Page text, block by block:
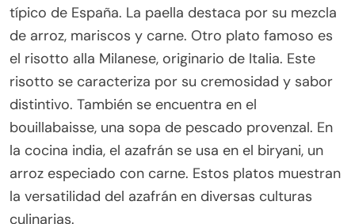
típico de España. La paella destaca por su mezcla
de arroz, mariscos y carne. Otro plato famoso es
el risotto alla Milanese, originario de Italia. Este
risotto se caracteriza por su cremosidad y sabor
distintivo. También se encuentra en el
bouillabaisse, una sopa de pescado provenzal. En
la cocina india, el azafrán se usa en el biryani, un
arroz especiado con carne. Estos platos muestran
la versatilidad del azafrán en diversas culturas
culinarias.